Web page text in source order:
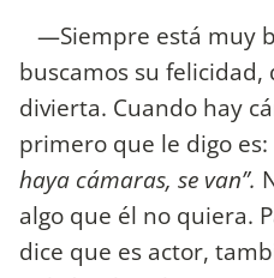
—Siempre está muy
buscamos su felicidad,
divierta. Cuando hay
primero que le digo es:
haya cámaras, se van”.
algo que él no quiera.
dice que es actor,